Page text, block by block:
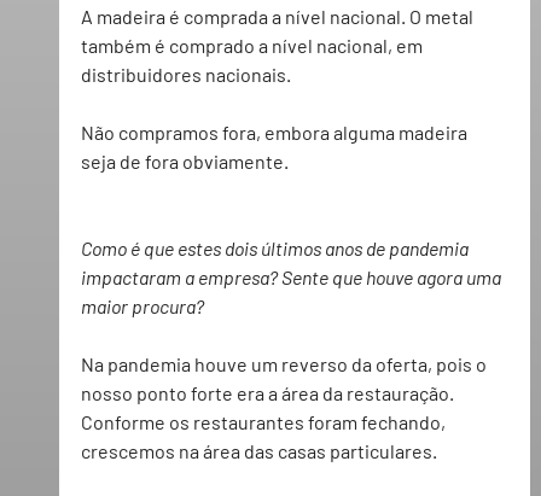
A madeira é comprada a nível nacional. O metal
também é comprado a nível nacional, em
distribuidores nacionais.
Não compramos fora, embora alguma madeira
seja de fora obviamente.
Como é que estes dois últimos anos de pandemia
impactaram a empresa? Sente que houve agora uma
maior procura?
Na pandemia houve um reverso da oferta, pois o
nosso ponto forte era a área da restauração.
Conforme os restaurantes foram fechando,
crescemos na área das casas particulares.